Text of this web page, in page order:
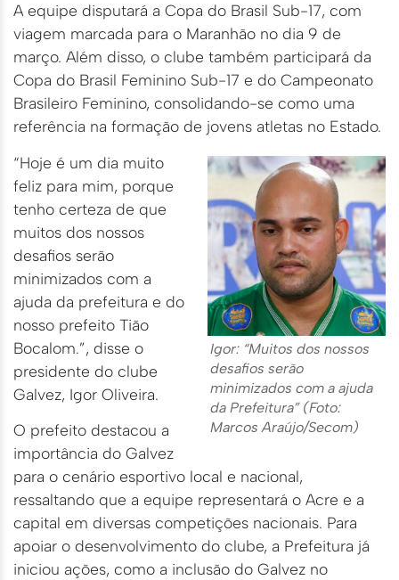
A equipe disputará a Copa do Brasil Sub-17, com
viagem marcada para o Maranhão no dia 9 de
março. Além disso, o clube também participará da
Copa do Brasil Feminino Sub-17 e do Campeonato
Brasileiro Feminino, consolidando-se como uma
referência na formação de jovens atletas no Estado.
Igor: “Muitos dos nossos
desafios serão
minimizados com a ajuda
da Prefeitura” (Foto:
Marcos Araújo/Secom)
“Hoje é um dia muito
feliz para mim, porque
tenho certeza de que
muitos dos nossos
desafios serão
minimizados com a
ajuda da prefeitura e do
nosso prefeito Tião
Bocalom.”, disse o
presidente do clube
Galvez, Igor Oliveira.
O prefeito destacou a
importância do Galvez
para o cenário esportivo local e nacional,
ressaltando que a equipe representará o Acre e a
capital em diversas competições nacionais. Para
apoiar o desenvolvimento do clube, a Prefeitura já
iniciou ações, como a inclusão do Galvez no